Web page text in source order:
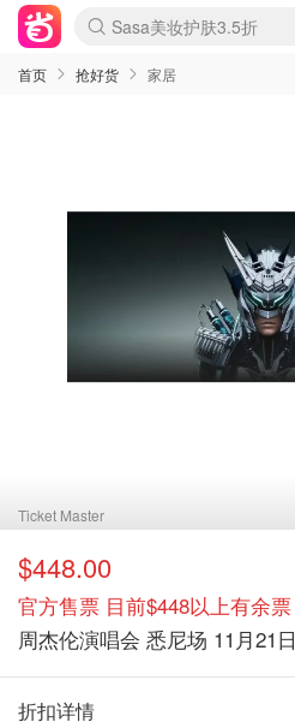
lululemon折扣上新
Sasa美妆护肤3.5折
SSENSE年中3折
FreshBeauty好价汇总
Cettire降价+叠9折
Farfetch折上8折
WWS Coles超市实拍
viagogo二手票捡漏
Myer清仓1折起
The Outnet奢牌1折起
David Jones 3折起
Flannels大牌1折
Perfumes Club护肤1折
AMIRO返校季6.2折
Oweek抽奖送Airpods
Amazon折扣汇总
eToro入金$200送$50
Amazon数码好物
ICONIC本周7.5折
ThedoubleF高奢地板价
Moose Knuckles 6折
丝芙兰5折起
EUFY官网3.7折起
Selenichast首饰2折
Trip机票酒店促销
YSL送5件彩妆礼
Amazon家居好物
BIGBANG巡演开票
David Jones时尚3折
Amazon美妆护肤
雅漾大喷$8
过敏原检测盒$33
伊索独家赠50ml沐浴露
科颜氏清仓3折
SEALIFE海洋馆门票6折
丝塔芙大白罐$16
订阅Newsletter送香薰
Cult Beauty 6.8折
Harrods圣诞日历2.3折
LN-CC奢牌私促3折
d'Alba空姐喷雾$16
EVE LOM套装逆天2折
Bernardelli独家4折
Adore Beauty 6折起
CT圣诞日历
Mytheresa奢品2.7折
Luxury Escapes 9折
Currentbody美容仪9折
MOON Garden Live
ALLSAINTS美衣3折
Roborock扫地机3.7折
Tingo Life水杯$24
Valentino官网5折
CR洗发护发6.3折
首页 抢好货 家居
Ticket Master
$448.00
官方售票 目前$448以上有余票
周杰伦演唱会 悉尼场 11月21日
折扣详情